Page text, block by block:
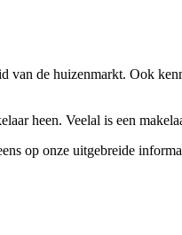
van de huizenmarkt. Ook
heen. Veelal is een
op onze uitgebreide